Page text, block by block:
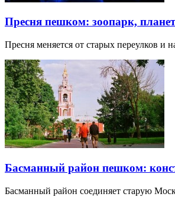
Пресня пешком: зоопарк,
Пресня меняется от старых переулков
Басманный район пешком:
Басманный район соединяет старую